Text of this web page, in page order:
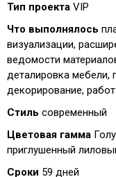
Тип проекта VIP
Что выполнялось
визуализации,
ведомости
деталировка мебели,
декорирование,
Стиль современный
Цветовая гамма
приглушенный
Сроки 59 дней